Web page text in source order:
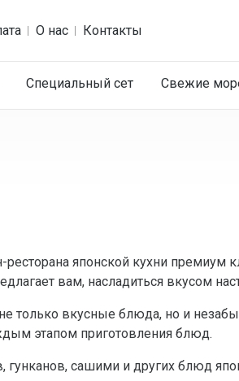
О нас Контакты
Специальный сет Cвежие
японской кухни премиум
вам, насладиться вкусом
только вкусные блюда, но и
этапом приготовления блюд.
сашими и других блюд